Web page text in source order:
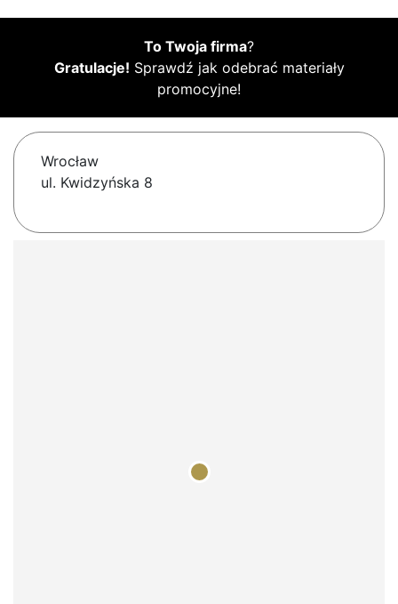
To Twoja firma?
Gratulacje! Sprawdź jak odebrać materiały
promocyjne!
Wrocław
ul. Kwidzyńska 8